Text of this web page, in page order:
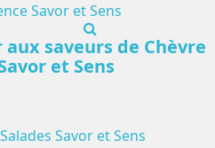
saveurs de Chèvre
et Sens